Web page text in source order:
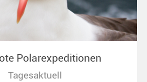
Polarexpeditionen
Tagesaktuell